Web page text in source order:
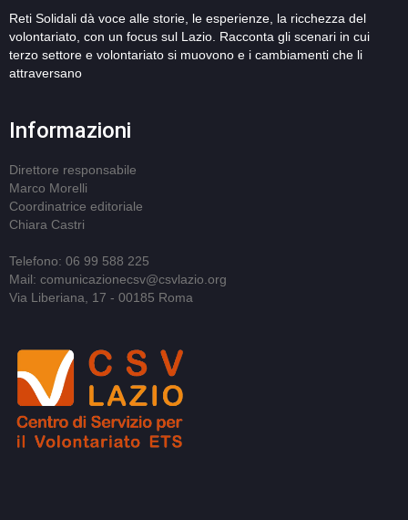
Reti Solidali dà voce alle storie, le esperienze, la ricchezza del
volontariato, con un focus sul Lazio. Racconta gli scenari in cui
terzo settore e volontariato si muovono e i cambiamenti che li
attraversano
Informazioni
Direttore responsabile
Marco Morelli
Coordinatrice editoriale
Chiara Castri
Telefono: 06 99 588 225
Mail: comunicazionecsv@csvlazio.org
Via Liberiana, 17 - 00185 Roma